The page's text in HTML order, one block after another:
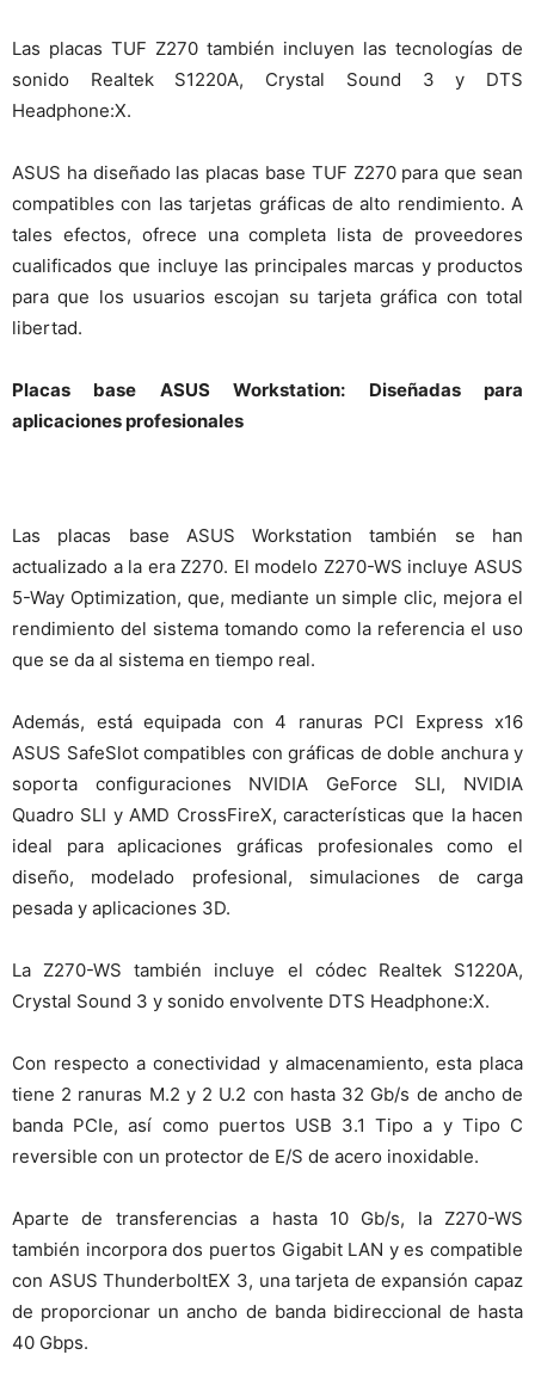
Las placas TUF Z270 también incluyen las tecnologías de
sonido Realtek S1220A, Crystal Sound 3 y DTS
Headphone:X.
ASUS ha diseñado las placas base TUF Z270 para que sean
compatibles con las tarjetas gráficas de alto rendimiento. A
tales efectos, ofrece una completa lista de proveedores
cualificados que incluye las principales marcas y productos
para que los usuarios escojan su tarjeta gráfica con total
libertad.
Placas base ASUS Workstation: Diseñadas para
aplicaciones profesionales
Las placas base ASUS Workstation también se han
actualizado a la era Z270. El modelo Z270-WS incluye ASUS
5-Way Optimization, que, mediante un simple clic, mejora el
rendimiento del sistema tomando como la referencia el uso
que se da al sistema en tiempo real.
Además, está equipada con 4 ranuras PCI Express x16
ASUS SafeSlot compatibles con gráficas de doble anchura y
soporta configuraciones NVIDIA GeForce SLI, NVIDIA
Quadro SLI y AMD CrossFireX, características que la hacen
ideal para aplicaciones gráficas profesionales como el
diseño, modelado profesional, simulaciones de carga
pesada y aplicaciones 3D.
La Z270-WS también incluye el códec Realtek S1220A,
Crystal Sound 3 y sonido envolvente DTS Headphone:X.
Con respecto a conectividad y almacenamiento, esta placa
tiene 2 ranuras M.2 y 2 U.2 con hasta 32 Gb/s de ancho de
banda PCIe, así como puertos USB 3.1 Tipo a y Tipo C
reversible con un protector de E/S de acero inoxidable.
Aparte de transferencias a hasta 10 Gb/s, la Z270-WS
también incorpora dos puertos Gigabit LAN y es compatible
con ASUS ThunderboltEX 3, una tarjeta de expansión capaz
de proporcionar un ancho de banda bidireccional de hasta
40 Gbps.